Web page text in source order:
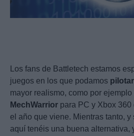
Los fans de Battletech estamos
juegos en los que podamos pilotar
mayor realismo, como por
MechWarrior para PC y Xbox
el año que viene. Mientras tanto, y
aquí tenéis una buena alternativa,